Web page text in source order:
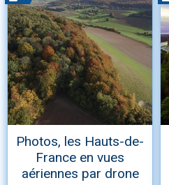
Photos, les Hauts-de-
France en vues
aériennes par drone